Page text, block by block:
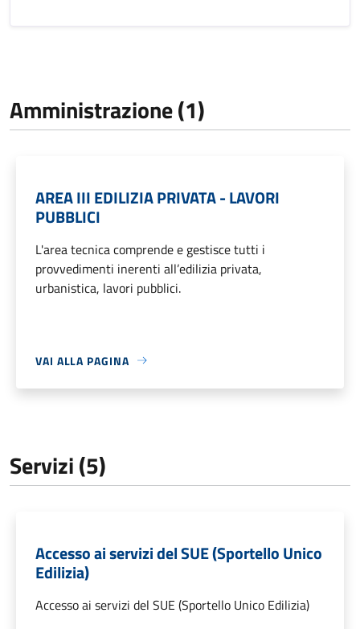
Amministrazione (1)
AREA III EDILIZIA PRIVATA - LAVORI
PUBBLICI
L'area tecnica comprende e gestisce tutti i
provvedimenti inerenti all’edilizia privata,
urbanistica, lavori pubblici.
VAI ALLA PAGINA
Servizi (5)
Accesso ai servizi del SUE (Sportello Unico
Edilizia)
Accesso ai servizi del SUE (Sportello Unico Edilizia)